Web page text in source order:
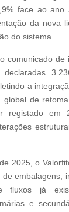
face ao ano
da nova
do sistema.
comunicado de
a
global de
registado em
2025, o
de embalagens,
fluxos já
e